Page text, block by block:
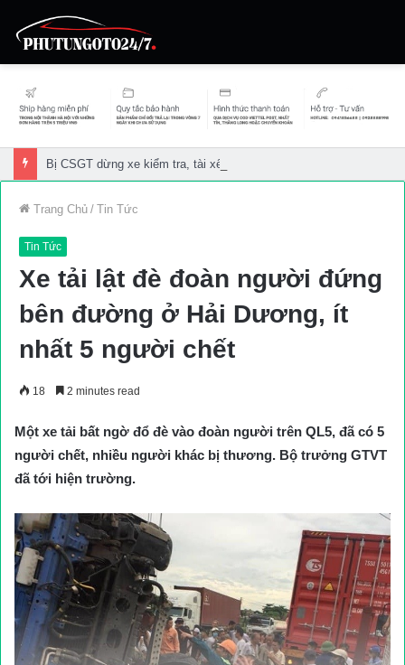
Trang Chủ / Tin Tức
Tin Tức
Xe tải lật đè đoàn người đứng
bên đường ở Hải Dương, ít
nhất 5 người chết
18 2 minutes read
Một xe tải bất ngờ đổ đè vào đoàn người trên QL5, đã có 5
người chết, nhiều người khác bị thương. Bộ trưởng GTVT
đã tới hiện trường.